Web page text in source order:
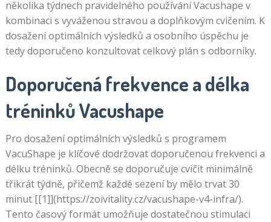
několika týdnech pravidelného používání Vacushape v
kombinaci s vyváženou stravou a doplňkovým cvičením. K
dosažení optimálních výsledků a osobního úspěchu je
tedy doporučeno konzultovat celkový plán s odborníky.
Doporučená frekvence a délka
tréninků Vacushape
Pro dosažení optimálních výsledků s programem
VacuShape je klíčové dodržovat doporučenou frekvenci a
délku tréninků. Obecně se doporučuje cvičit minimálně
třikrát týdně, přičemž každé sezení by mělo trvat 30
minut [[1]](https://zoivitality.cz/vacushape-v4-infra/).
Tento časový formát umožňuje dostatečnou stimulaci